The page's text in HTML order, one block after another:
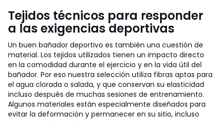
Tejidos técnicos para responder
a las exigencias deportivas
Un buen bañador deportivo es también una cuestión de
material. Los tejidos utilizados tienen un impacto directo
en la comodidad durante el ejercicio y en la vida útil del
bañador. Por eso nuestra selección utiliza fibras aptas para
el agua clorada o salada, y que conservan su elasticidad
incluso después de muchas sesiones de entrenamiento.
Algunos materiales están especialmente diseñados para
evitar la deformación y permanecer en su sitio, incluso